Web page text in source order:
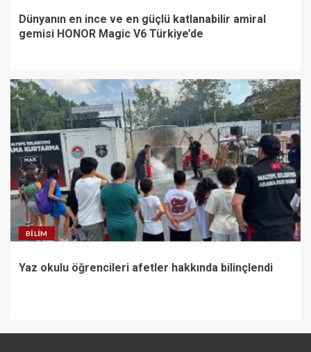
Dünyanın en ince ve en güçlü katlanabilir amiral
gemisi HONOR Magic V6 Türkiye’de
BILIM
Yaz okulu öğrencileri afetler hakkında bilinçlendi